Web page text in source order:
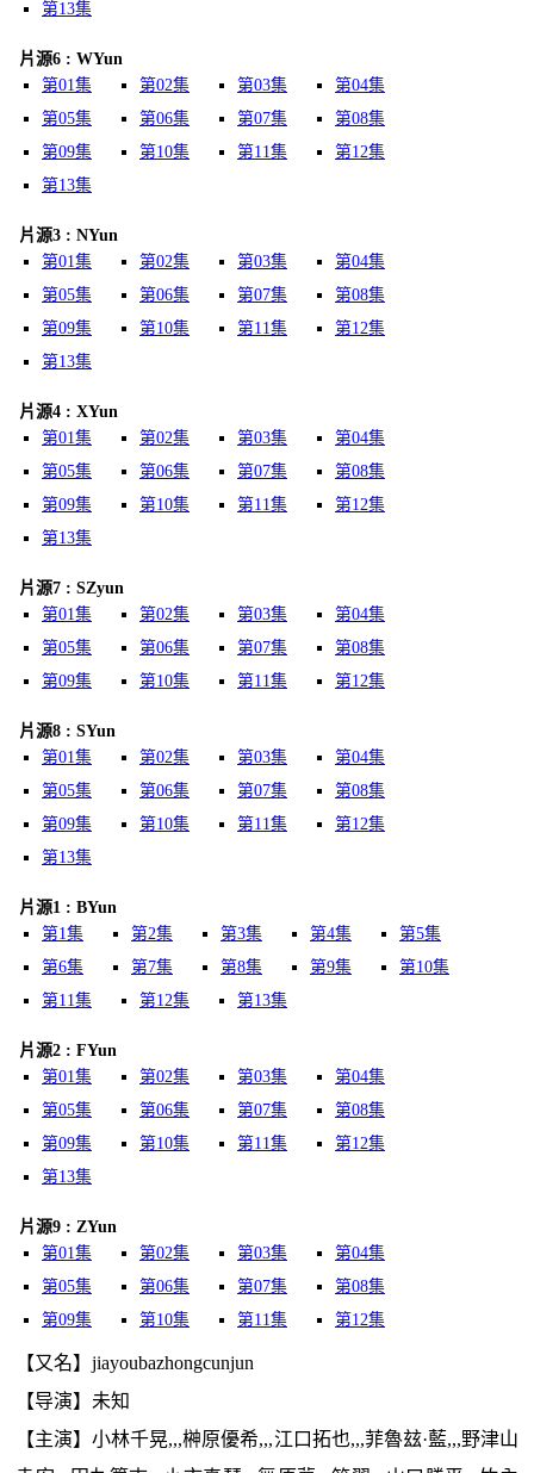
第13集
片源6 : WYun
第01集
第02集 第03集
第04集
第05集
第06集 第07集
第08集
第09集
第10集 第11集
第12集
第13集
片源3 : NYun
第01集
第02集 第03集
第04集
第05集
第06集 第07集
第08集
第09集
第10集 第11集
第12集
第13集
片源4 : XYun
第01集
第02集 第03集
第04集
第05集
第06集 第07集
第08集
第09集
第10集 第11集
第12集
第13集
片源7 : SZyun
第01集
第02集 第03集
第04集
第05集
第06集 第07集
第08集
第09集
第10集 第11集 第12集
片源8 : SYun
第01集
第02集 第03集
第04集
第05集
第06集 第07集
第08集
第09集
第10集 第11集
第12集
第13集
片源1 : BYun
第1集
第2集 第3集 第4集
第5集
第6集
第7集 第8集 第9集
第10集
第11集
第12集 第13集
片源2 : FYun
第01集
第02集 第03集
第04集
第05集
第06集 第07集
第08集
第09集
第10集 第11集
第12集
第13集
片源9 : ZYun
第01集
第02集 第03集
第04集
第05集
第06集 第07集
第08集
第09集
第10集 第11集 第12集
【又名】jiayoubazhongcunjun
【导演】未知
【主演】小林千晃,,,榊原優希,,,江口拓也,,,菲魯玆·藍,,,野津山